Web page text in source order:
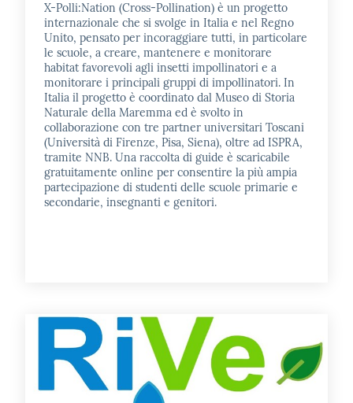
X-Polli:Nation (Cross-Pollination) è un progetto
internazionale che si svolge in Italia e nel Regno
Unito, pensato per incoraggiare tutti, in particolare
le scuole, a creare, mantenere e monitorare
habitat favorevoli agli insetti impollinatori e a
monitorare i principali gruppi di impollinatori. In
Italia il progetto è coordinato dal Museo di Storia
Naturale della Maremma ed è svolto in
collaborazione con tre partner universitari Toscani
(Università di Firenze, Pisa, Siena), oltre ad ISPRA,
tramite NNB. Una raccolta di guide è scaricabile
gratuitamente online per consentire la più ampia
partecipazione di studenti delle scuole primarie e
secondarie, insegnanti e genitori.